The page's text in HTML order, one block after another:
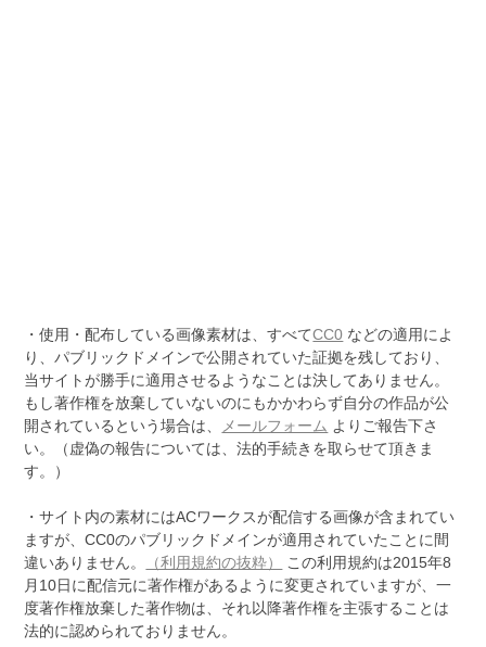
・使用・配布している画像素材は、すべてCC0 などの適用によ
り、パブリックドメインで公開されていた証拠を残しており、
当サイトが勝手に適用させるようなことは決してありません。
もし著作権を放棄していないのにもかかわらず自分の作品が公
開されているという場合は、
メールフォーム よりご報告下さ
い。（虚偽の報告については、法的手続きを取らせて頂きま
す。）
・サイト内の素材にはACワークスが配信する画像が含まれてい
ますが、CC0のパブリックドメインが適用されていたことに間
違いありません。
（利用規約の抜粋）
この利用規約は2015年8
月10日に配信元に著作権があるように変更されていますが、一
度著作権放棄した著作物は、それ以降著作権を主張することは
法的に認められておりません。